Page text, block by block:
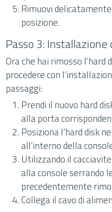
Rimuovi
posizione.
Passo 3:
Ora che hai rimosso l’hard
procedere con
passaggi:
Prendi il nuovo hard
alla porta
Posiziona l’hard disk
all’interno della
Utilizzando il
alla console serrando
precedentemente
Collega il cavo di